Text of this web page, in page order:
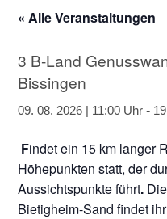
« Alle Veranstaltungen
3 B-Land
Bissingen
09. 08. 2026 | 11:00 Uhr -
Findet ein 15 km langer
Höhepunkten statt, der
Aussichtspunkte führt.
Bietigheim-Sand findet